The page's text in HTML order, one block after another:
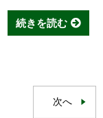
続きを読む
次へ